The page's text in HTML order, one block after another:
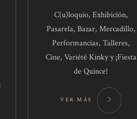
C(u)loquio, Exhibición,
Pasarela, Bazar, Mercadillo,
Performancias, Talleres,
Cine, Variété Kinky y ¡Fiesta
de Quince!
VER MÁS